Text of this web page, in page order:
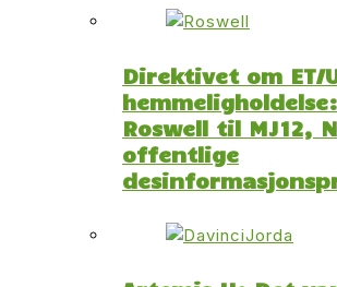
Direktivet om ET/
Roswell til MJ12,
offentlige